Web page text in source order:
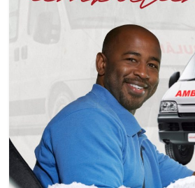
SINDSERG